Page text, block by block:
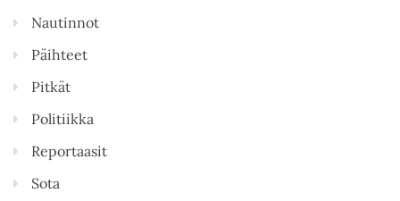
Nautinnot
Päihteet
Pitkät
Politiikka
Reportaasit
Sota